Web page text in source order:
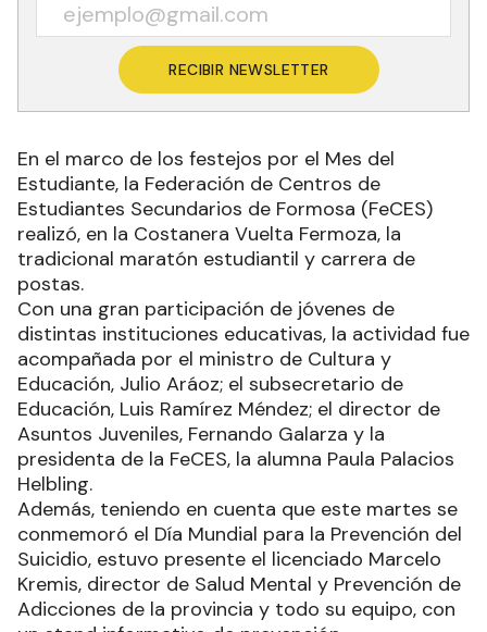
RECIBIR NEWSLETTER
En el marco de los festejos por el Mes del
Estudiante, la Federación de Centros de
Estudiantes Secundarios de Formosa (FeCES)
realizó, en la Costanera Vuelta Fermoza, la
tradicional maratón estudiantil y carrera de
postas.
Con una gran participación de jóvenes de
distintas instituciones educativas, la actividad fue
acompañada por el ministro de Cultura y
Educación, Julio Aráoz; el subsecretario de
Educación, Luis Ramírez Méndez; el director de
Asuntos Juveniles, Fernando Galarza y la
presidenta de la FeCES, la alumna Paula Palacios
Helbling.
Además, teniendo en cuenta que este martes se
conmemoró el Día Mundial para la Prevención del
Suicidio, estuvo presente el licenciado Marcelo
Kremis, director de Salud Mental y Prevención de
Adicciones de la provincia y todo su equipo, con